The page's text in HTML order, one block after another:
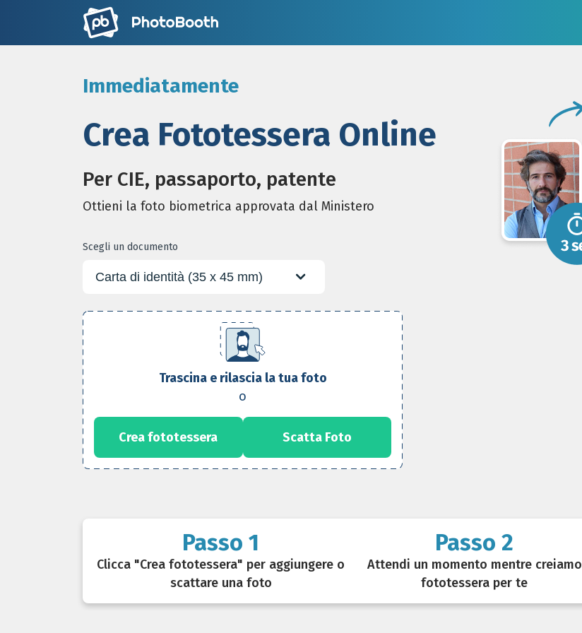
Immediatamente
Crea Fototessera Online
Per CIE, passaporto, patente
Ottieni la foto biometrica approvata dal Ministero
Scegli un documento
Trascina e rilascia la tua foto
o
Crea fototessera Scatta Foto
Passo 1 Passo 2
Clicca "Crea fototessera" per aggiungere o
scattare una foto
Attendi un momento mentre creiamo
fototessera per te